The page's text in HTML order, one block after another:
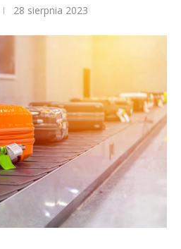
28 sierpnia 2023